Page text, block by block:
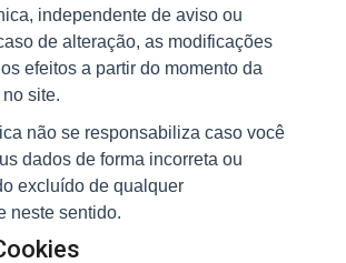
independente de aviso ou
de alteração, as modificações
efeitos a partir do momento da
site.
não se responsabiliza caso você
dados de forma incorreta ou
excluído de qualquer
neste sentido.